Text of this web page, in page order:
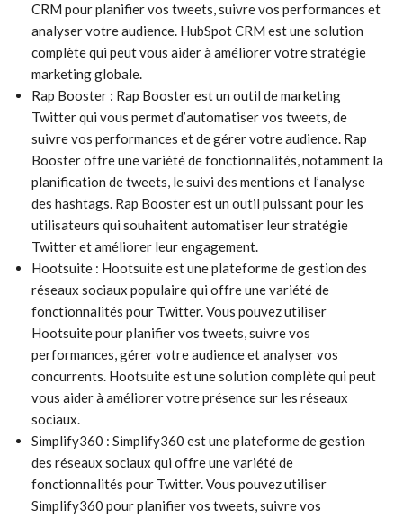
CRM pour planifier vos tweets, suivre vos performances et
analyser votre audience. HubSpot CRM est une solution
complète qui peut vous aider à améliorer votre stratégie
marketing globale.
Rap Booster : Rap Booster est un outil de marketing
Twitter qui vous permet d’automatiser vos tweets, de
suivre vos performances et de gérer votre audience. Rap
Booster offre une variété de fonctionnalités, notamment la
planification de tweets, le suivi des mentions et l’analyse
des hashtags. Rap Booster est un outil puissant pour les
utilisateurs qui souhaitent automatiser leur stratégie
Twitter et améliorer leur engagement.
Hootsuite : Hootsuite est une plateforme de gestion des
réseaux sociaux populaire qui offre une variété de
fonctionnalités pour Twitter. Vous pouvez utiliser
Hootsuite pour planifier vos tweets, suivre vos
performances, gérer votre audience et analyser vos
concurrents. Hootsuite est une solution complète qui peut
vous aider à améliorer votre présence sur les réseaux
sociaux.
Simplify360 : Simplify360 est une plateforme de gestion
des réseaux sociaux qui offre une variété de
fonctionnalités pour Twitter. Vous pouvez utiliser
Simplify360 pour planifier vos tweets, suivre vos